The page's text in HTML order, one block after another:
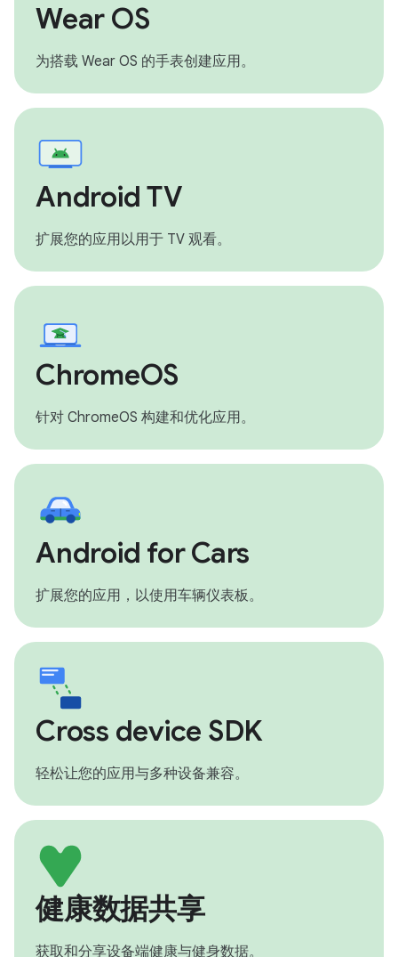
Wear OS
为搭载 Wear OS 的手表创建应用。
Android TV
扩展您的应用以用于 TV 观看。
ChromeOS
针对 ChromeOS 构建和优化应用。
Android for Cars
扩展您的应用，以使用车辆仪表板。
Cross device SDK
轻松让您的应用与多种设备兼容。
健康数据共享
获取和分享设备端健康与健身数据。